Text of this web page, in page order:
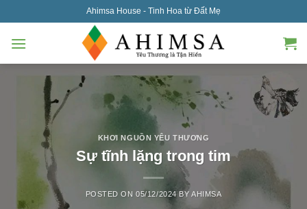
to
content
Ahimsa House - Tinh Hoa từ Đất Mẹ
KHƠI NGUỒN YÊU THƯƠNG
Sự tĩnh lặng trong tim
POSTED ON05/12/2024 BYAHIMSA